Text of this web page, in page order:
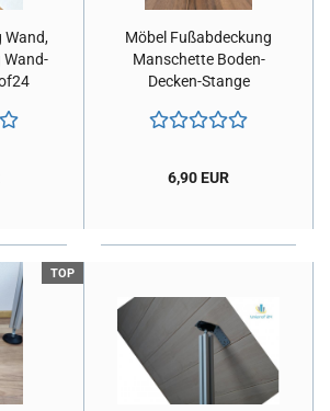
Wand,
Wand­
Möbel Fuß­ab­de­ckung
Man­schet­te Boden-​​
Decken-​Stange
6,90 EUR
TOP